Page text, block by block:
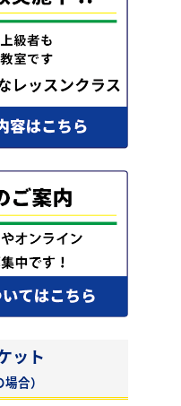
ット
合）